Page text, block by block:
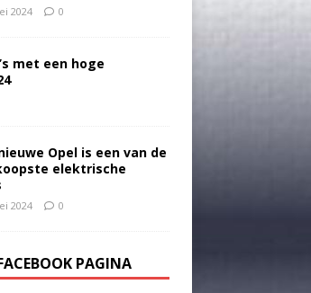
2024 0
met een hoge
Opel is een van de
elektrische
2024 0
PAGINA